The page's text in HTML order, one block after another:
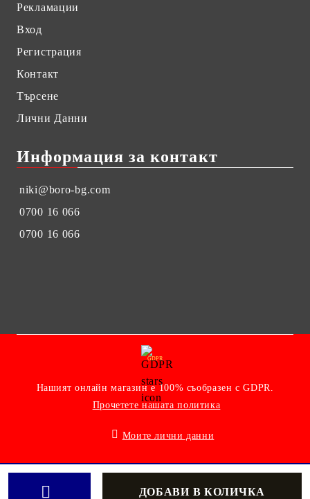
Рекламации
Вход
Регистрация
Контакт
Търсене
Лични Данни
Информация за контакт
niki@boro-bg.com
0700 16 066
0700 16 066
GDPR
Нашият онлайн магазин е 100% съобразен с GDPR.
Прочетете нашата политика
Моите лични данни